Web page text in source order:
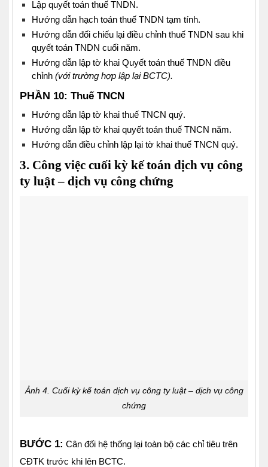
Lập quyết toán thuế TNDN.
Hướng dẫn hạch toán thuế TNDN tạm tính.
Hướng dẫn đối chiếu lại điều chỉnh thuế TNDN sau khi
quyết toán TNDN cuối năm.
Hướng dẫn lập tờ khai Quyết toán thuế TNDN điều
chỉnh(với trường hợp lập lại BCTC).
PHẦN 10: Thuế TNCN
Hướng dẫn lập tờ khai thuế TNCN quý.
Hướng dẫn lập tờ khai quyết toán thuế TNCN năm.
Hướng dẫn điều chỉnh lập lại tờ khai thuế TNCN quý.
3. Công việc cuối kỳ kế toán dịch vụ công
ty luật – dịch vụ công chứng
Ảnh 4. Cuối kỳ kế toán dịch vụ công ty luật – dịch vụ công
chứng
BƯỚC 1: Cân đối hệ thống lại toàn bộ các chỉ tiêu trên
CĐTK trước khi lên BCTC.